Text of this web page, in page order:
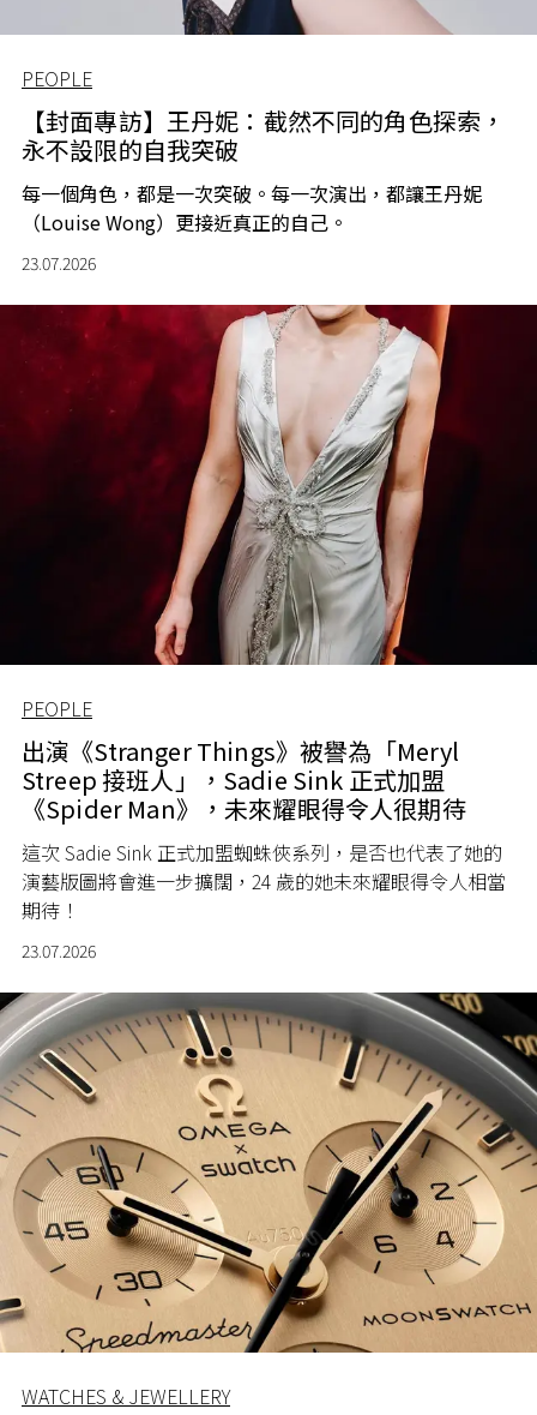
PEOPLE
【封面專訪】王丹妮：截然不同的角色探索，
永不設限的自我突破
每一個角色，都是一次突破。每一次演出，都讓王丹妮
（Louise Wong）更接近真正的自己。
23.07.2026
PEOPLE
出演《Stranger Things》被譽為「Meryl
Streep 接班人」，Sadie Sink 正式加盟
《Spider Man》，未來耀眼得令人很期待
這次 Sadie Sink 正式加盟蜘蛛俠系列，是否也代表了她的
演藝版圖將會進一步擴闊，24 歲的她未來耀眼得令人相當
期待！
23.07.2026
WATCHES & JEWELLERY